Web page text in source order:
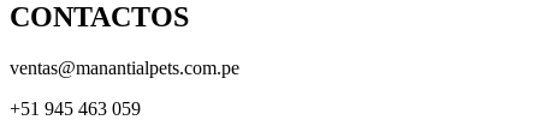
CONTACTOS
ventas@manantialpets.com.pe
+51 945 463 059